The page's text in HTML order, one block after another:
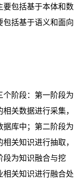
要包括基于本体和数
括基于语义和面向
阶段：第一阶段为
关数据进行采集，
据库中；第二阶段为
关知识进行抽取，
段为知识融合与挖
关知识进行融合处